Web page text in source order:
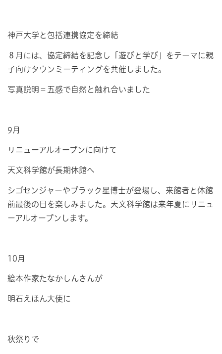
神戸大学と包括連携協定を締結
８月には、協定締結を記念し「遊びと学び」をテーマに親
子向けタウンミーティングを共催しました。
写真説明＝五感で自然と触れ合いました
9月
リニューアルオープンに向けて
天文科学館が長期休館へ
シゴセンジャーやブラック星博士が登場し、来館者と休館
前最後の日を楽しみました。天文科学館は来年夏にリニュ
ーアルオープンします。
10月
絵本作家たなかしんさんが
明石えほん大使に
秋祭りで